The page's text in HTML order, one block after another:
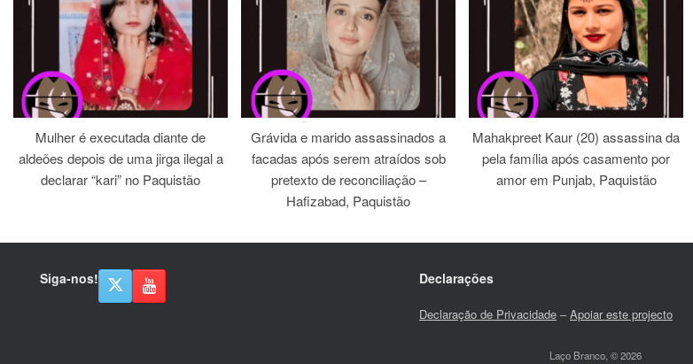
Mulher é executada diante de
aldeões depois de uma jirga ilegal a
declarar “kari” no Paquistão
Grávida e marido assassinados a
facadas após serem atraídos sob
pretexto de reconciliação –
Hafizabad, Paquistão
Mahakpreet Kaur (20) assassina da
pela família após casamento por
amor em Punjab, Paquistão
Siga-nos! Declarações
Declaração de Privacidade–Apoiar este projecto
Laço Branco, © 2026